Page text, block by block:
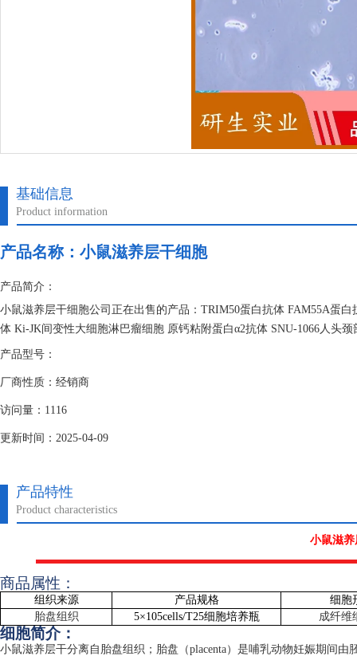
基础信息
Product information
产品名称： 小鼠滋养层干细胞
产品简介：
小鼠滋养层干细胞公司正在出售的产品：TRIM50蛋白抗体 FAM55A蛋
体 Ki-JK间变性大细胞淋巴瘤细胞 原钙粘附蛋白α2抗体 SNU-1066人头
产品型号：
厂商性质：经销商
访问量：1116
更新时间：2025-04-09
产品特性
Product characteristics
小鼠滋
商品属性：
组织来源 产品规格
细胞
胎盘组织
5×105cells/T25细胞培养瓶 成纤维
细胞简介：
小鼠滋养层干分离自胎盘组织；胎盘（placenta）是哺乳动物妊娠期间由